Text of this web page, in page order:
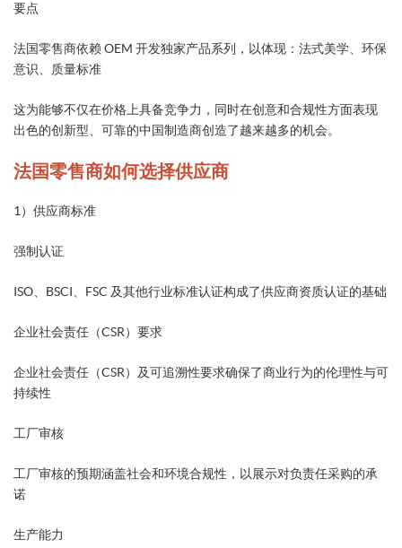
要点
法国零售商依赖 OEM 开发独家产品系列，以体现：法式美学、环保
意识、质量标准
这为能够不仅在价格上具备竞争力，同时在创意和合规性方面表现
出色的创新型、可靠的中国制造商创造了越来越多的机会。
法国零售商如何选择供应商
1）供应商标准
强制认证
ISO、BSCI、FSC 及其他行业标准认证构成了供应商资质认证的基础
企业社会责任（CSR）要求
企业社会责任（CSR）及可追溯性要求确保了商业行为的伦理性与可
持续性
工厂审核
工厂审核的预期涵盖社会和环境合规性，以展示对负责任采购的承
诺
生产能力